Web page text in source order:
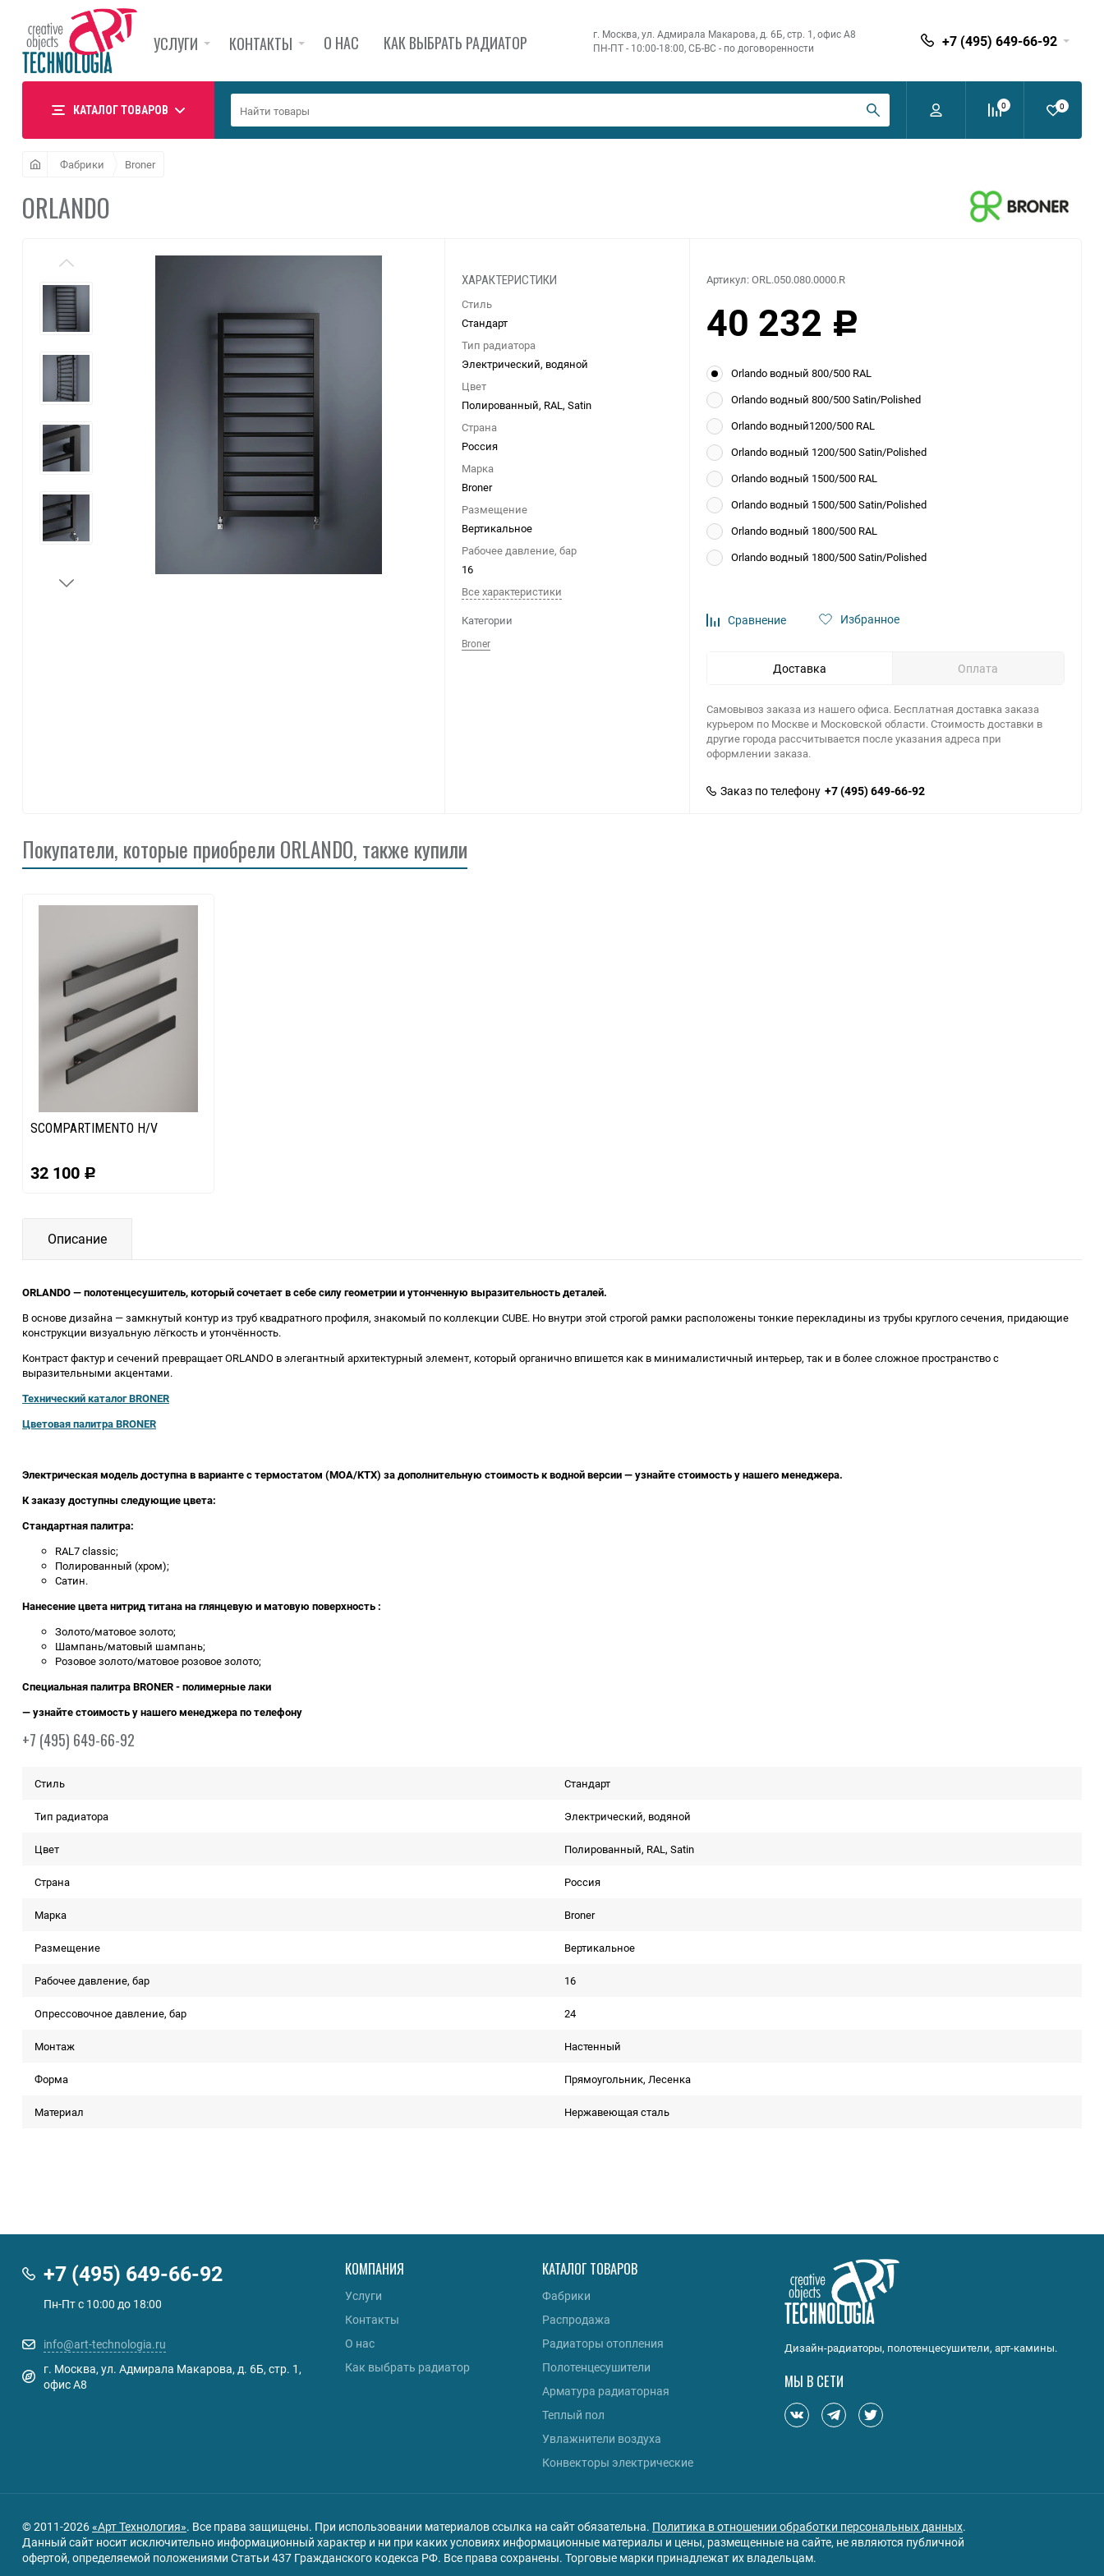
УСЛУГИ КОНТАКТЫ О НАС КАК ВЫБРАТЬ РАДИАТОР
г. Москва, ул. Адмирала Макарова, д. 6Б, стр. 1, офис А8
ПН-ПТ - 10:00-18:00, СБ-ВС - по договоренности
+7 (495) 649-66-92
КАТАЛОГ ТОВАРОВ 0 0
Фабрики Broner
ORLANDO
ХАРАКТЕРИСТИКИ
Стиль
Стандарт
Тип радиатора
Электрический, водяной
Цвет
Полированный, RAL, Satin
Страна
Россия
Марка
Broner
Размещение
Вертикальное
Рабочее давление, бар
16
Все характеристики
Категории
Broner
Артикул:ORL.050.080.0000.R
40 232 Р
Orlando водный 800/500 RAL
Orlando водный 800/500 Satin/Polished
Orlando водный1200/500 RAL
Orlando водный 1200/500 Satin/Polished
Orlando водный 1500/500 RAL
Orlando водный 1500/500 Satin/Polished
Orlando водный 1800/500 RAL
Orlando водный 1800/500 Satin/Polished
Сравнение Избранное
Доставка Оплата
Самовывоз заказа из нашего офиса. Бесплатная доставка заказа
курьером по Москве и Московской области. Стоимость доставки в
другие города рассчитывается после указания адреса при
оформлении заказа.
Заказ по телефону +7 (495) 649-66-92
Покупатели, которые приобрели ORLANDO, также купили
SCOMPARTIMENTO H/V
32 100 Р
Описание
ORLANDO —полотенцесушитель, который сочетает в себе силу геометрии и утонченную выразительность деталей.
В основе дизайна — замкнутый контур из труб квадратного профиля, знакомый по коллекции CUBE. Но внутри этой строгой рамки расположены тонкие перекладины из трубы круглого сечения, придающие
конструкции визуальную лёгкость и утончённость.
Контраст фактур и сечений превращает ORLANDO в элегантный архитектурный элемент, который органично впишется как в минималистичный интерьер, так и в более сложное пространство с
выразительными акцентами.
Технический каталог BRONER
Цветовая палитра BRONER
Электрическая модель доступна в варианте с термостатом (MOA/KTX) за дополнительную стоимость к водной версии — узнайте стоимость у нашего менеджера.
К заказу доступны следующие цвета:
Стандартная палитра:
RAL7 classic;
Полированный (хром);
Сатин.
Нанесение цвета нитрид титана на глянцевую и матовую поверхность :
Золото/матовое золото;
Шампань/матовый шампань;
Розовое золото/матовое розовое золото;
Специальная палитра BRONER - полимерные лаки
— узнайте стоимость у нашего менеджера по телефону
+7 (495) 649-66-92
Стиль Стандарт
Тип радиатора Электрический, водяной
Цвет Полированный, RAL, Satin
Страна Россия
Марка Broner
Размещение Вертикальное
Рабочее давление, бар 16
Опрессовочное давление, бар 24
Монтаж Настенный
Форма Прямоугольник, Лесенка
Материал Нержавеющая сталь
+7 (495) 649-66-92
Пн-Пт с 10:00 до 18:00
info@art-technologia.ru
г. Москва, ул. Адмирала Макарова, д. 6Б, стр. 1,
офис А8
КОМПАНИЯ
Услуги
Контакты
О нас
Как выбрать радиатор
КАТАЛОГ ТОВАРОВ
Фабрики
Распродажа
Радиаторы отопления
Полотенцесушители
Арматура радиаторная
Теплый пол
Увлажнители воздуха
Конвекторы электрические
Дизайн-радиаторы, полотенцесушители, арт-камины.
МЫ В СЕТИ
© 2011-2026«Арт Технология». Все права защищены. При использовании материалов ссылка на сайт обязательна. Политика в отношении обработки персональных данных.
Данный сайт носит исключительно информационный характер и ни при каких условиях информационные материалы и цены, размещенные на сайте, не являются публичной
офертой, определяемой положениями Статьи 437 Гражданского кодекса РФ. Все права сохранены. Торговые марки принадлежат их владельцам.